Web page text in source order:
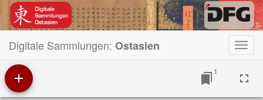
Digitale Sammlungen: Ostasien
1